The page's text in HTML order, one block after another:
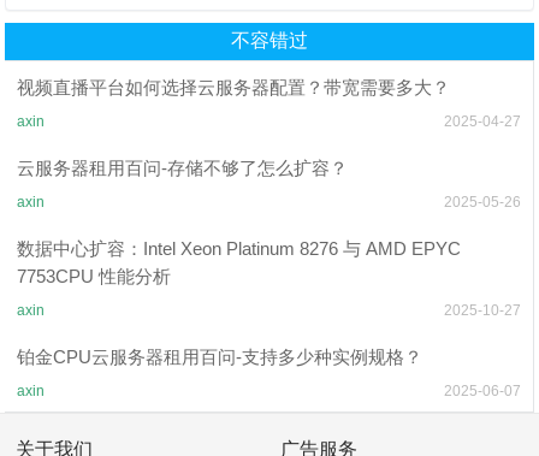
教程
不容错过
视频直播平台如何选择云服务器配置？带宽需要多大？
axin 2025-04-27
云服务器租用百问-存储不够了怎么扩容？
axin 2025-05-26
数据中心扩容：Intel Xeon Platinum 8276 与 AMD EPYC
7753CPU 性能分析
axin 2025-10-27
铂金CPU云服务器租用百问-支持多少种实例规格？
axin 2025-06-07
关于我们 广告服务